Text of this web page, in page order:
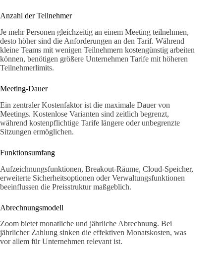
Anzahl der Teilnehmer
Je mehr Personen gleichzeitig an einem Meeting teilnehmen,
desto höher sind die Anforderungen an den Tarif. Während
kleine Teams mit wenigen Teilnehmern kostengünstig arbeiten
können, benötigen größere Unternehmen Tarife mit höheren
Teilnehmerlimits.
Meeting-Dauer
Ein zentraler Kostenfaktor ist die maximale Dauer von
Meetings. Kostenlose Varianten sind zeitlich begrenzt,
während kostenpflichtige Tarife längere oder unbegrenzte
Sitzungen ermöglichen.
Funktionsumfang
Aufzeichnungsfunktionen, Breakout-Räume, Cloud-Speicher,
erweiterte Sicherheitsoptionen oder Verwaltungsfunktionen
beeinflussen die Preisstruktur maßgeblich.
Abrechnungsmodell
Zoom bietet monatliche und jährliche Abrechnung. Bei
jährlicher Zahlung sinken die effektiven Monatskosten, was
vor allem für Unternehmen relevant ist.